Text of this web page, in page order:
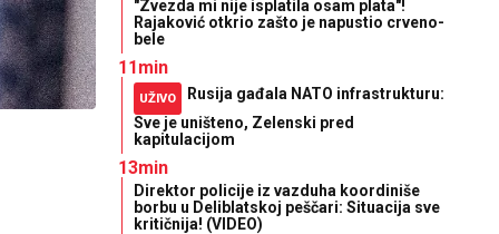
"Zvezda mi nije isplatila osam plata"!
Rajaković otkrio zašto je napustio crveno-
bele
11min
UŽIVO
Rusija gađala NATO infrastrukturu:
Sve je uništeno, Zelenski pred
kapitulacijom
13min
Direktor policije iz vazduha koordiniše
borbu u Deliblatskoj peščari: Situacija sve
kritičnija! (VIDEO)